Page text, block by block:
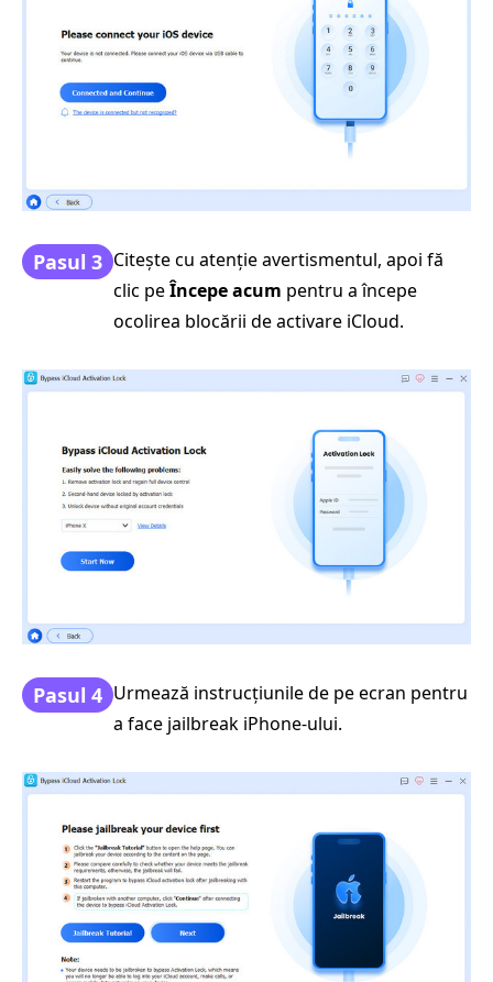
Pasul 3 Citește cu atenție avertismentul, apoi fă
clic peÎncepe acum pentru a începe
ocolirea blocării de activare iCloud.
Pasul 4 Urmează instrucțiunile de pe ecran pentru
a face jailbreak iPhone-ului.